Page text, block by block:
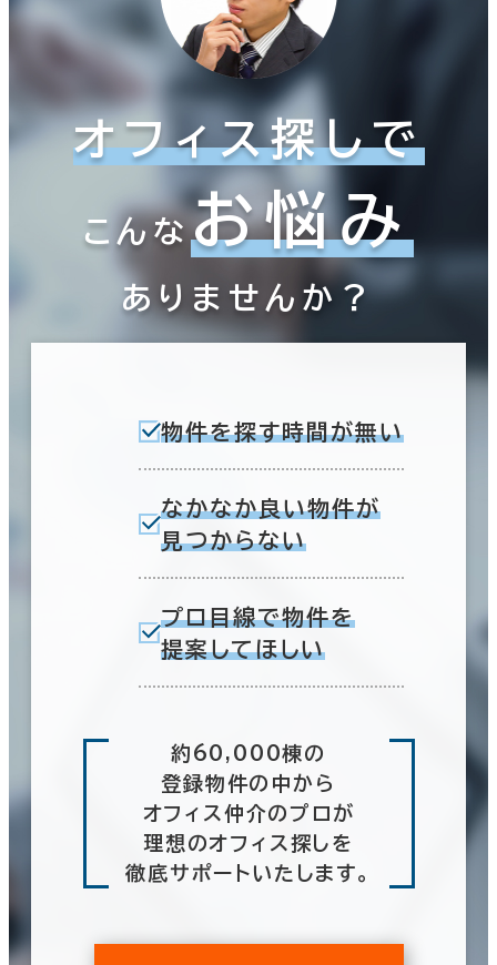
オフィス探しで
こんなお悩み
ありませんか？
物件を探す時間が無い
なかなか良い物件が
見つからない
プロ目線で物件を
提案してほしい
約60,000棟の
登録物件の中から
オフィス仲介のプロが
理想のオフィス探しを
徹底サポートいたします。